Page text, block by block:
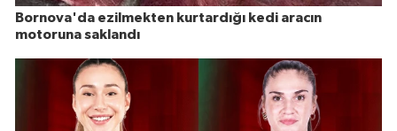
Bornova'da ezilmekten kurtardığı kedi aracın
motoruna saklandı